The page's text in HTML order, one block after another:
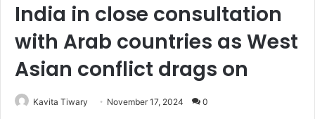
India in close consultation
with Arab countries as West
Asian conflict drags on
Kavita Tiwary November 17, 2024 0